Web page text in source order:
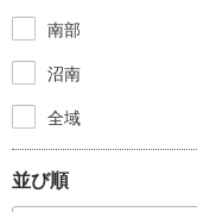
南部
沼南
全域
並び順